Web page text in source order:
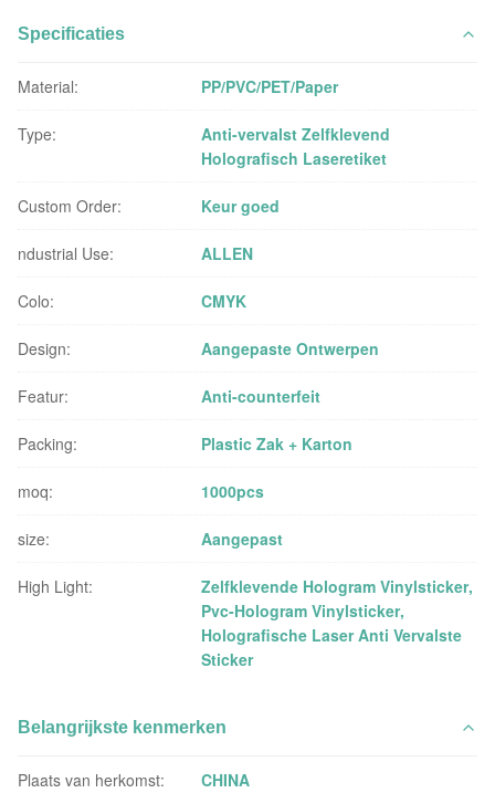
Specificaties
Material: PP/PVC/PET/Paper
Type:
Anti-vervalst Zelfklevend
Holografisch Laseretiket
Custom Order: Keur goed
ndustrial Use: ALLEN
Colo: CMYK
Design: Aangepaste Ontwerpen
Featur: Anti-counterfeit
Packing: Plastic Zak + Karton
moq: 1000pcs
size: Aangepast
High Light: Zelfklevende Hologram Vinylsticker,
Pvc-Hologram Vinylsticker,
Holografische Laser Anti Vervalste
Sticker
Belangrijkste kenmerken
Plaats van herkomst: CHINA